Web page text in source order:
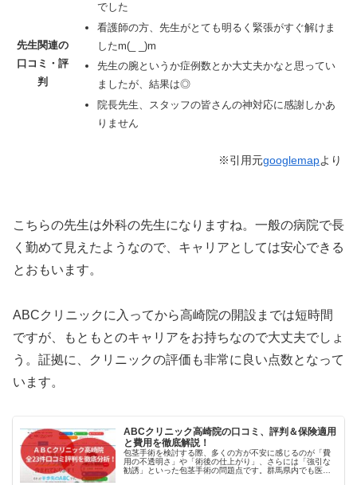
先生関連の
口コミ・評
判
でした
看護師の方、先生がとても明るく緊張がすぐ解けま
したm(_ _)m
先生の腕というか症例数とか大丈夫かなと思ってい
ましたが、結果は◎
院長先生、スタッフの皆さんの神対応に感謝しかあ
りません
※引用元googlemapより
こちらの先生は外科の先生になりますね。一般の病院で長
く勤めて見えたようなので、キャリアとしては安心できる
とおもいます。
ABCクリニックに入ってから高崎院の開設までは短時間
ですが、もともとのキャリアをお持ちなので大丈夫でしょ
う。証拠に、クリニックの評価も非常に良い点数となって
います。
ABCクリニック高崎院の口コミ、評判＆保険適用
と費用を徹底解説！
包茎手術を検討する際、多くの方が不安に感じるのが「費
用の不透明さ」や「術後の仕上がり」、さらには「強引な
勧誘」といった包茎手術の問題点です。群馬県内でも医療